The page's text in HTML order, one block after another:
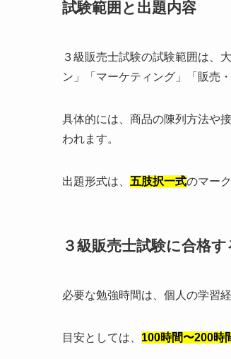
試験範囲と出題内容
３級販売士試験の試験範囲は、
ン」「マーケティング」「販売
具体的には、商品の陳列方法や
われます。
出題形式は、 五肢択一式のマー
３級販売士試験に合格
必要な勉強時間は、個人の学習
目安としては、 100時間〜200時